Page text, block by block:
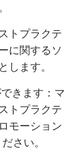
トプラクテ
に関するソ
します。
きます：マ
トプラクテ
モーション
さい。